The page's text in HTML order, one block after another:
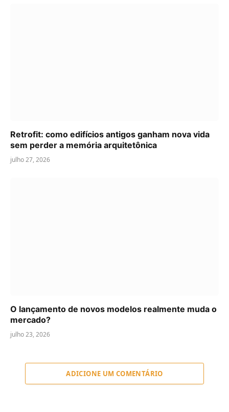
Retrofit: como edifícios antigos ganham nova vida
sem perder a memória arquitetônica
julho 27, 2026
O lançamento de novos modelos realmente muda o
mercado?
julho 23, 2026
ADICIONE UM COMENTÁRIO